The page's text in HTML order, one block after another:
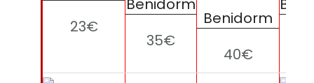
23€
35€
40€